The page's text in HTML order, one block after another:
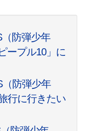
防弾少年
ープル10」に
（防弾少年
行に行きたい